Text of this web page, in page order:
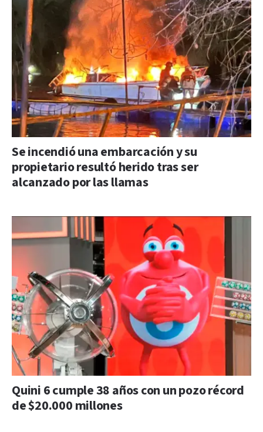
Se incendió una embarcación y su
propietario resultó herido tras ser
alcanzado por las llamas
Quini 6 cumple 38 años con un pozo récord
de $20.000 millones